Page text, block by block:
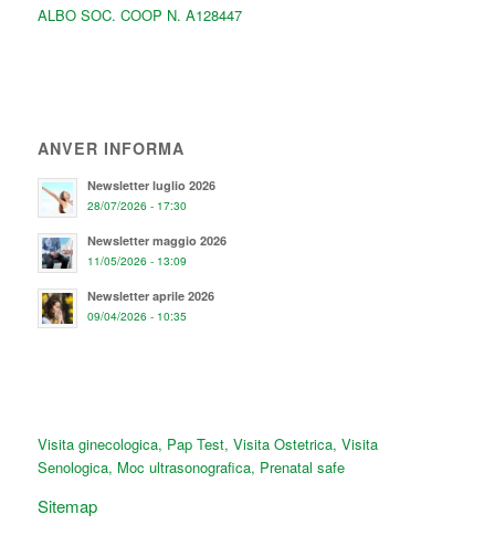
ALBO SOC. COOP N. A128447
ANVER INFORMA
Newsletter luglio 2026
28/07/2026 - 17:30
Newsletter maggio 2026
11/05/2026 - 13:09
Newsletter aprile 2026
09/04/2026 - 10:35
Visita ginecologica, Pap Test, Visita Ostetrica, Visita
Senologica, Moc ultrasonografica, Prenatal safe
Sitemap